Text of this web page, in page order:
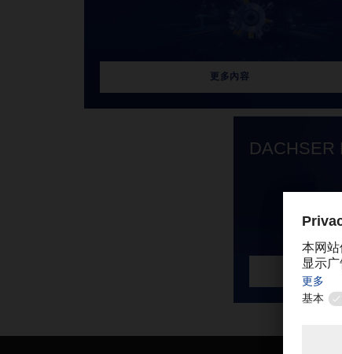
更多內容
DACHSER